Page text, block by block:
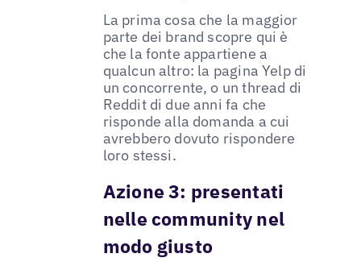
La prima cosa che la maggior
parte dei brand scopre qui è
che la fonte appartiene a
qualcun altro: la pagina Yelp di
un concorrente, o un thread di
Reddit di due anni fa che
risponde alla domanda a cui
avrebbero dovuto rispondere
loro stessi.
Azione 3: presentati
nelle community nel
modo giusto